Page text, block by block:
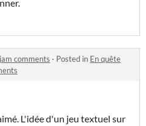
comments · Posted in En quête
L'idée d'un jeu textuel sur